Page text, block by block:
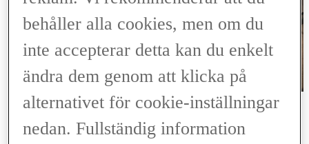
Min Finansiering
Logga in (Opens in new window)
behåller alla cookies, men om du
inte accepterar detta kan du enkelt
ändra dem genom att klicka på
alternativet för cookie-inställningar
nedan. Fullständig information